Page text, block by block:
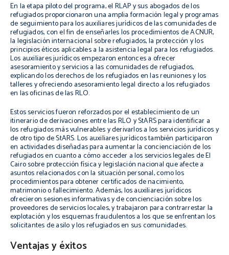
En la etapa piloto del programa, el RLAP y sus abogados de los
refugiados proporcionaron una amplia formación legal y programas
de seguimiento para los auxiliares jurídicos de las comunidades de
refugiados, con el fin de enseñarles los procedimientos de ACNUR,
la legislación internacional sobre refugiados, la protección y los
principios éticos aplicables a la asistencia legal para los refugiados.
Los auxiliares jurídicos empezaron entonces a ofrecer
asesoramiento y servicios a las comunidades de refugiados,
explicando los derechos de los refugiados en las reuniones y los
talleres y ofreciendo asesoramiento legal directo a los refugiados
en las oficinas de las RLO.
Estos servicios fueron reforzados por el establecimiento de un
itinerario de derivaciones entre las RLO y StARS para identificar a
los refugiados más vulnerables y derivarlos a los servicios jurídicos y
de otro tipo de StARS. Los auxiliares jurídicos también participaron
en actividades diseñadas para aumentar la concienciación de los
refugiados en cuanto a cómo acceder a los servicios legales de El
Cairo sobre protección física y legislación nacional que afecte a
asuntos relacionados con la situación personal, como los
procedimientos para obtener certificados de nacimiento,
matrimonio o fallecimiento. Además, los auxiliares jurídicos
ofrecieron sesiones informativas y de concienciación sobre los
proveedores de servicios locales, y trabajaron para contrarrestar la
explotación y los esquemas fraudulentos a los que se enfrentan los
solicitantes de asilo y los refugiados en sus comunidades.
Ventajas y éxitos